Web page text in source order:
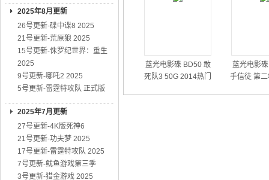
2025年8月更新
26号更新-碟中谍8 2025
21号更新-荒原狼 2025
15号更新-侏罗纪世界：重生
2025
9号更新-哪吒2 2025
5号更新-雷霆特攻队 正式版
2025年7月更新
27号更新-4K版死神6
21号更新-功夫梦 2025
17号更新-雷霆特攻队 2025
7号更新-鱿鱼游戏第三季
3号更新-猎金游戏 2025
蓝光电影碟 BD50 敢
死队3 50G 2014热门
蓝光电影
手信徒 第